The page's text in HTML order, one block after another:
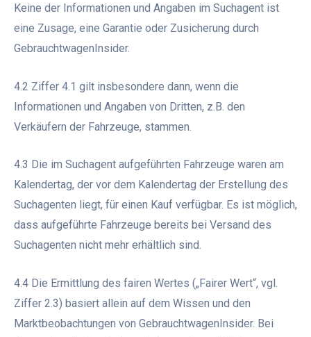
Keine der Informationen und Angaben im Suchagent ist
eine Zusage, eine Garantie oder Zusicherung durch
GebrauchtwagenInsider.
4.2 Ziffer 4.1 gilt insbesondere dann, wenn die
Informationen und Angaben von Dritten, z.B. den
Verkäufern der Fahrzeuge, stammen.
4.3 Die im Suchagent aufgeführten Fahrzeuge waren am
Kalendertag, der vor dem Kalendertag der Erstellung des
Suchagenten liegt, für einen Kauf verfügbar. Es ist möglich,
dass aufgeführte Fahrzeuge bereits bei Versand des
Suchagenten nicht mehr erhältlich sind.
4.4 Die Ermittlung des fairen Wertes („Fairer Wert“, vgl.
Ziffer 2.3) basiert allein auf dem Wissen und den
Marktbeobachtungen von GebrauchtwagenInsider. Bei